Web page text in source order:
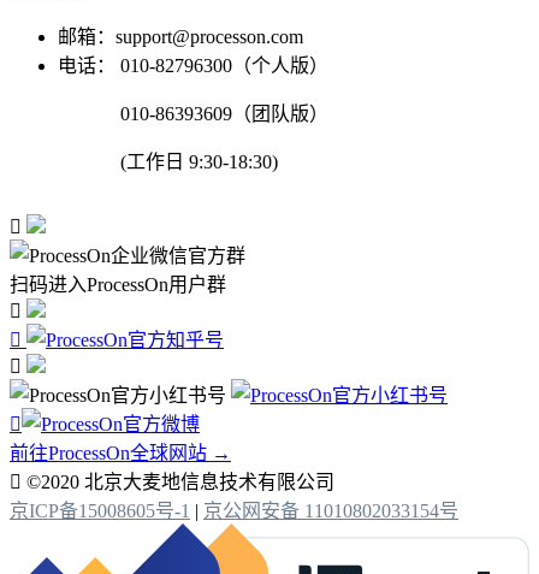
邮箱：support@processon.com
电话：
010-82796300（个人版）
010-86393609（团队版）
(工作日 9:30-18:30)

扫码进入ProcessOn用户群




前往ProcessOn全球网站 →
 ©2020 北京大麦地信息技术有限公司
京ICP备15008605号-1 | 京公网安备 11010802033154号